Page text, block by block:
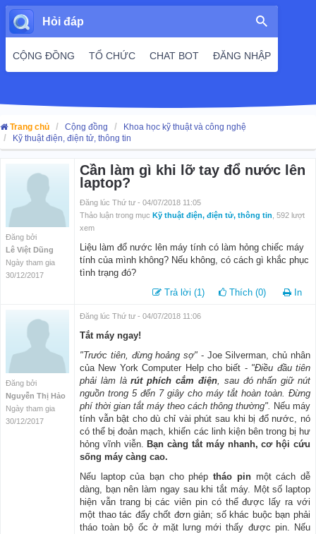
Hỏi đáp
CỘNG ĐỒNG TỔ CHỨC CHAT BOT ĐĂNG NHẬP
Trang chủ Cộng đồng
Khoa học kỹ thuật và công nghệ
Kỹ thuật điện, điện tử, thông tin
Đăng bởi
Lê Việt Dũng
Ngày tham gia
30/12/2017
Cần làm gì khi lỡ tay đổ nước lên
laptop?
Đăng lúc Thứ tư - 04/07/2018 11:05
Thảo luận trong mục Kỹ thuật điện, điện tử, thông tin , 592 lượt
xem
Liệu làm đổ nước lên máy tính có làm hỏng chiếc máy
tính của mình không? Nếu không, có cách gì khắc phục
tình trạng đó?
Trả lời (1)
Thích (0) In
Đăng bởi
Nguyễn Thị Hảo
Ngày tham gia
30/12/2017
Đăng lúc Thứ tư - 04/07/2018 11:06
Tắt máy ngay!
"Trước tiên, đừng hoảng sợ" - Joe Silverman, chủ nhân
của New York Computer Help cho biết -"Điều đầu tiên
phải làm làrút phích cắm điện, sau đó nhấn giữ nút
nguồn trong 5 đến 7 giây cho máy tắt hoàn toàn. Đừng
phí thời gian tắt máy theo cách thông thường". Nếu máy
tính vẫn bật cho dù chỉ vài phút sau khi bị đổ nước, nó
có thể bị đoản mạch, khiến các linh kiện bên trong bị hư
hỏng vĩnh viễn. Bạn càng tắt máy nhanh, cơ hội cứu
sống máy càng cao.
Nếu laptop của bạn cho phéptháo pinmột cách dễ
dàng, bạn nên làm ngay sau khi tắt máy. Một số laptop
hiện vẫn trang bị các viên pin có thể được lấy ra với
một thao tác đẩy chốt đơn giản; số khác buộc bạn phải
tháo toàn bộ ốc ở mặt lưng mới thấy được pin. Nếu